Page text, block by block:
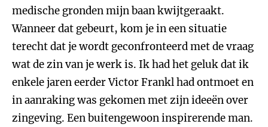
medische gronden mijn baan kwijtgeraakt.
Wanneer dat gebeurt, kom je in een situatie
terecht dat je wordt geconfronteerd met de vraag
wat de zin van je werk is. Ik had het geluk dat ik
enkele jaren eerder Victor Frankl had ontmoet en
in aanraking was gekomen met zijn ideeën over
zingeving. Een buitengewoon inspirerende man.